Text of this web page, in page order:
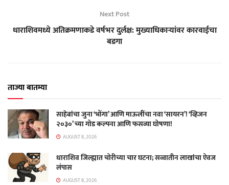
Next Post
धाराशिवमध्ये अतिक्रमणाकडे वर्षभर दुर्लक्ष: मुख्याधिकाऱ्यांवर कारवाईचा
बडगा
ताज्या बातम्या
साहेबांचा जुना ‘भोंगा’ आणि माऊलींचा नवा ‘सायरन’! ‘व्हिजन
२०३०’ च्या गोड कल्पना आणि फसव्या घोषणा!
AUGUST 8, 2026
धाराशिव जिल्ह्यात चोरीच्या चार घटना; सव्वातीन लाखांचा ऐवज
लंपास
AUGUST 8, 2026